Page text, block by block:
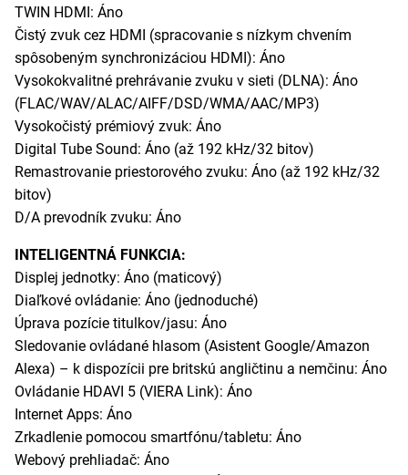
TWIN HDMI: Áno
Čistý zvuk cez HDMI (spracovanie s nízkym chvením
spôsobeným synchronizáciou HDMI): Áno
Vysokokvalitné prehrávanie zvuku v sieti (DLNA): Áno
(FLAC/WAV/ALAC/AIFF/DSD/WMA/AAC/MP3)
Vysokočistý prémiový zvuk: Áno
Digital Tube Sound: Áno (až 192 kHz/32 bitov)
Remastrovanie priestorového zvuku: Áno (až 192 kHz/32
bitov)
D/A prevodník zvuku: Áno
INTELIGENTNÁ FUNKCIA:
Displej jednotky: Áno (maticový)
Diaľkové ovládanie: Áno (jednoduché)
Úprava pozície titulkov/jasu: Áno
Sledovanie ovládané hlasom (Asistent Google/Amazon
Alexa) – k dispozícii pre britskú angličtinu a nemčinu: Áno
Ovládanie HDAVI 5 (VIERA Link): Áno
Internet Apps: Áno
Zrkadlenie pomocou smartfónu/tabletu: Áno
Webový prehliadač: Áno